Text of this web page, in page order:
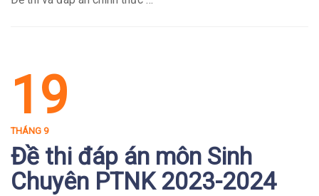
19
THÁNG 9
Đề thi đáp án môn Sinh
Chuyên PTNK 2023-2024